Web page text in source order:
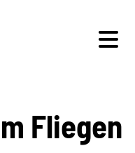
Fliegen